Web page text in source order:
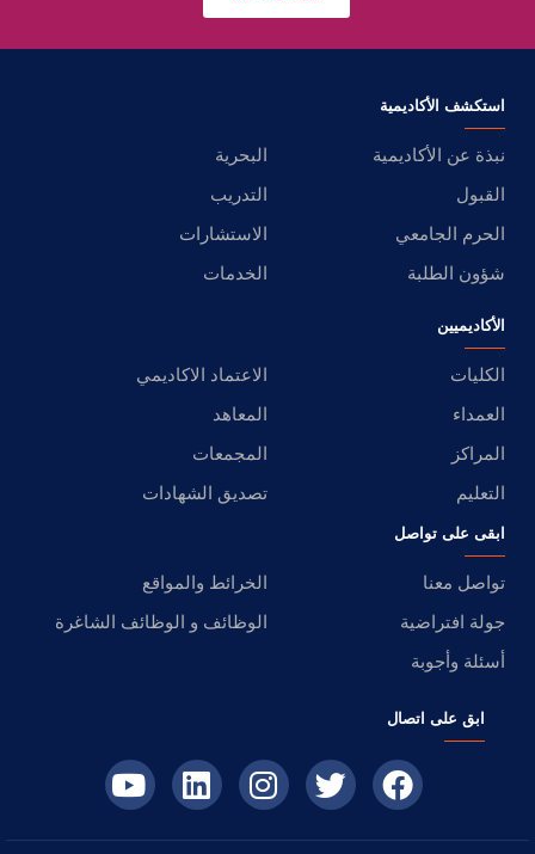
استكشف الأكاديمية
نبذة عن الأكاديمية
البحرية
القبول
التدريب
الحرم الجامعي
الاستشارات
شؤون الطلبة
الخدمات
الأكاديميين
الكليات
الاعتماد الاكاديمي
العمداء
المعاهد
المراكز
المجمعات
التعليم
تصديق الشهادات
ابقى على تواصل
تواصل معنا
الخرائط والمواقع
جولة افتراضية
الوظائف و الوظائف الشاغرة
أسئلة وأجوبة
ابق على اتصال